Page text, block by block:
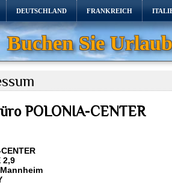
DEUTSCHLAND FRANKREICH
Buchen Sie
POLONIA-CENTER
2,9